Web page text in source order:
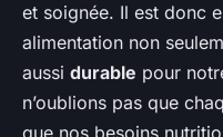
et soignée. Il est donc
alimentation non
aussi durable pour
n’oublions pas que